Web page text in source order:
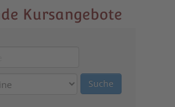
Kursangebote